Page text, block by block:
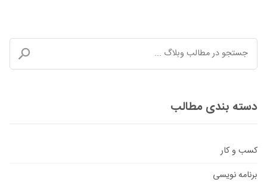
دسته بندی مطالب
کسب و کار
برنامه نویسی